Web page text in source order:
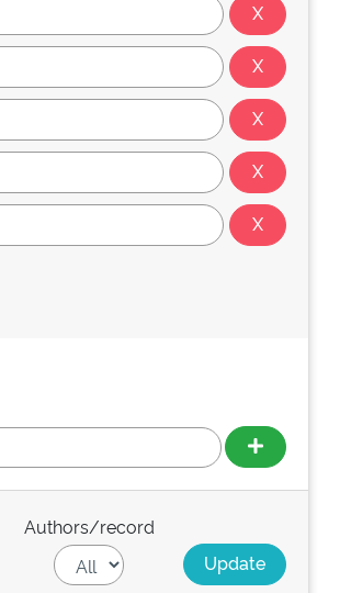
Authors/record